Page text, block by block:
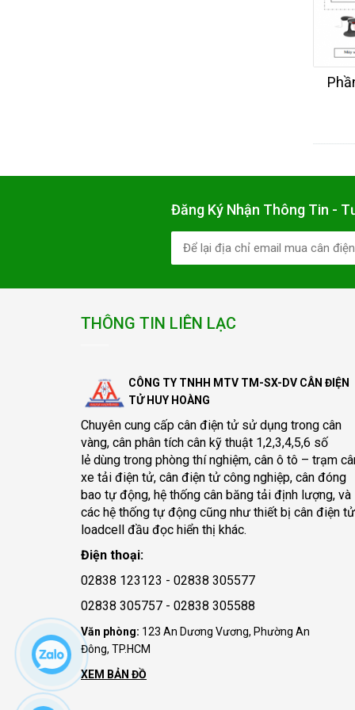
Đăng Ký Nhận Thông Tin -
THÔNG TIN LIÊN LẠC
CÔNG TY TNHH MTV TM-SX-DV CÂN ĐIỆN
TỬ HUY HOÀNG
Chuyên cung cấp cân điện tử sử dụng trong cân
vàng, cân phân tích cân kỹ thuật 1,2,3,4,5,6 số
lẻ dùng trong phòng thí nghiệm, cân ô tô – trạm
xe tải điện tử, cân điện tử công nghiệp, cân đóng
bao tự động, hệ thống cân băng tải định lượng, và
các hệ thống tự động cũng như thiết bị cân điện tử
loadcell đầu đọc hiển thị khác.
Điện thoại:
02838 123123 - 02838 305577
02838 305757 - 02838 305588
Văn phòng: 123 An Dương Vương, Phường An
Đông, TP.HCM
XEM BẢN ĐỒ